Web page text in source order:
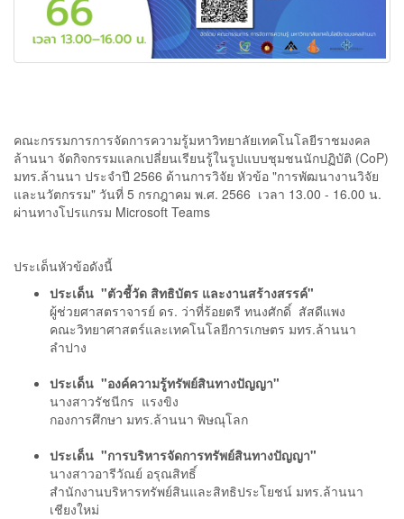
คณะกรรมการการจัดการความรู้มหาวิทยาลัยเทคโนโลยีราชมงคล
ล้านนา จัดกิจกรรมแลกเปลี่ยนเรียนรู้ในรูปแบบชุมชนนักปฏิบัติ (CoP)
มทร.ล้านนา ประจำปี 2566 ด้านการวิจัย หัวข้อ "การพัฒนางานวิจัย
และนวัตกรรม" วันที่ 5 กรกฎาคม พ.ศ. 2566 เวลา 13.00 - 16.00 น.
ผ่านทางโปรแกรม Microsoft Teams
ประเด็นหัวข้อดังนี้
ประเด็น "ตัวชี้วัด สิทธิบัตร และงานสร้างสรรค์"
ผู้ช่วยศาสตราจารย์ ดร. ว่าที่ร้อยตรี ทนงศักดิ์ สัสดีแพง
คณะวิทยาศาสตร์และเทคโนโลยีการเกษตร มทร.ล้านนา
ลำปาง
ประเด็น "องค์ความรู้ทรัพย์สินทางปัญญา"
นางสาวรัชนีกร แรงขิง
กองการศึกษา มทร.ล้านนา พิษณุโลก
ประเด็น "การบริหารจัดการทรัพย์สินทางปัญญา"
นางสาวอารีวัณย์ อรุณสิทธิ์
สำนักงานบริหารทรัพย์สินและสิทธิประโยชน์ มทร.ล้านนา
เชียงใหม่